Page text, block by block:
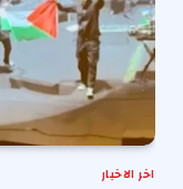
اخر الاخبار